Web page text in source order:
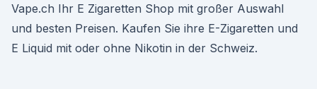
Vape.ch Ihr E Zigaretten Shop mit großer Auswahl
und besten Preisen. Kaufen Sie ihre E-Zigaretten und
E Liquid mit oder ohne Nikotin in der Schweiz.